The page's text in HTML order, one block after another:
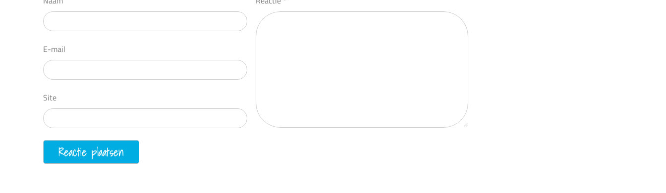
E-mail
Site